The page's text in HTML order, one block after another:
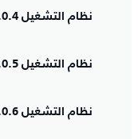
نظام التشغيل 2.0.4
نظام التشغيل 2.0.5
نظام التشغيل 2.0.6